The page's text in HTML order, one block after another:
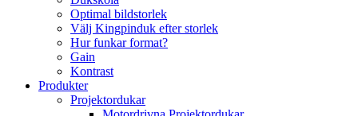
Optimal bildstorlek
Välj Kingpinduk efter storlek
Hur funkar format?
Gain
Kontrast
Produkter
Projektordukar